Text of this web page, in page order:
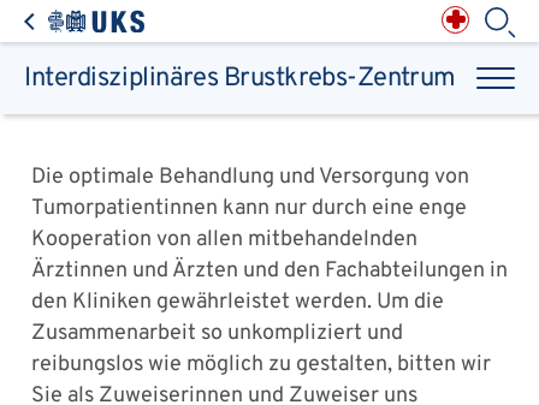
Direkt zum Inhalt springen
Interdisziplinäres Brustkrebs-Zentrum
Suchbegriff
Kliniken & medizinische Einrichtungen
Frauenheilkunde &
Geburtsmedizin
Nervenzentrum
Pathologie &
Rechtsmedizin
Nuklearmedizin &
Transplantationen
Patienten & Besucher
Die optimale Behandlung und Versorgung von
Tumorpatientinnen kann nur durch eine enge
Kooperation von allen mitbehandelnden
Ärztinnen und Ärzten und den Fachabteilungen in
den Kliniken gewährleistet werden. Um die
Zusammenarbeit so unkompliziert und
reibungslos wie möglich zu gestalten, bitten wir
Sie als Zuweiserinnen und Zuweiser uns